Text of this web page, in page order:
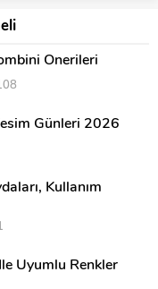
Önerileri
Günleri 2026
Kullanım
Uyumlu Renkler